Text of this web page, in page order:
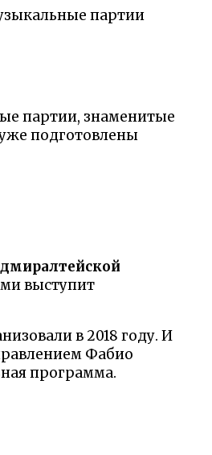
партии
партии, знаменитые
подготовлены
выступит
в 2018 году. И
Фабио
программа.